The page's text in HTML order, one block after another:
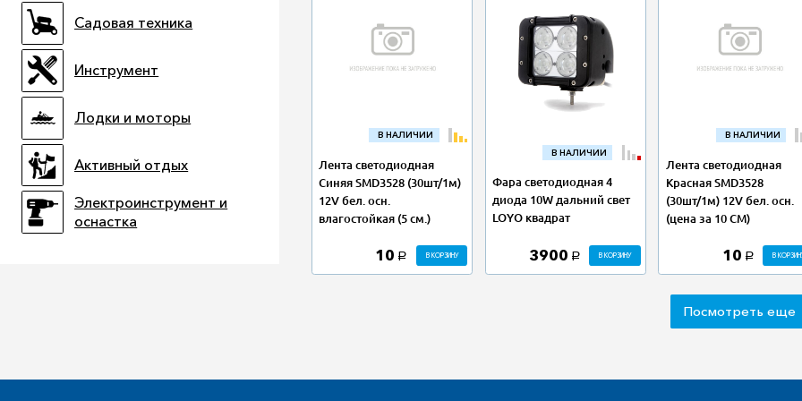
Садовая техника
Инструмент
Лодки и моторы
Активный отдых
Электроинструмент и
оснастка
В НАЛИЧИИ
Лента светодиодная
Синяя SMD3528 (30шт/1м)
12V бел. осн.
влагостойкая (5 см.)
10 a В КОРЗИНУ
В НАЛИЧИИ
Фара светодиодная 4
диода 10W дальний свет
LOYO квадрат
3900 a В КОРЗИНУ
В НАЛИЧИИ
Лента светодиодная
Красная SMD3528
(30шт/1м) 12V бел. осн.
(цена за 10 СМ)
10 a В
Посмотреть еще